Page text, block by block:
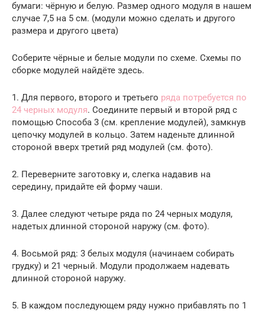
бумаги: чёрную и белую. Размер одного модуля в нашем
случае 7,5 на 5 см. (модули можно сделать и другого
размера и другого цвета)
Соберите чёрные и белые модули по схеме. Схемы по
сборке модулей найдёте здесь.
1. Для первого, второго и третьего ряда потребуется по
24 черных модуля. Соедините первый и второй ряд с
помощью Способа 3 (см. крепление модулей), замкнув
цепочку модулей в кольцо. Затем наденьте длинной
стороной вверх третий ряд модулей (см. фото).
2. Переверните заготовку и, слегка надавив на
середину, придайте ей форму чаши.
3. Далее следуют четыре ряда по 24 черных модуля,
надетых длинной стороной наружу (см. фото).
4. Восьмой ряд: 3 белых модуля (начинаем собирать
грудку) и 21 черный. Модули продолжаем надевать
длинной стороной наружу.
5. В каждом последующем ряду нужно прибавлять по 1